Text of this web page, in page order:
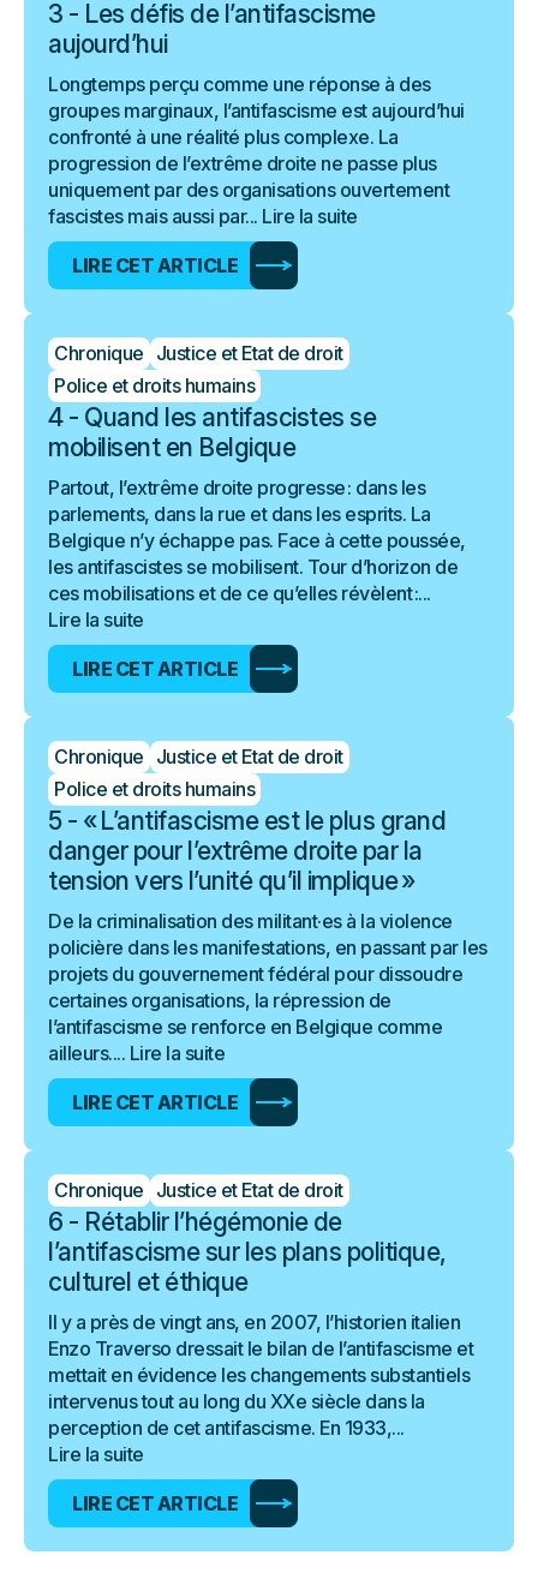
3 - Les défis de l’antifascisme
aujourd’hui
Longtemps perçu comme une réponse à des
groupes marginaux, l’antifascisme est aujourd’hui
confronté à une réalité plus complexe. La
progression de l’extrême droite ne passe plus
uniquement par des organisations ouvertement
fascistes mais aussi par... Lire la suite
LIRE CET ARTICLE
Chronique Justice et Etat de droit
Police et droits humains
4 - Quand les antifascistes se
mobilisent en Belgique
Partout, l’extrême droite progresse : dans les
parlements, dans la rue et dans les esprits. La
Belgique n’y échappe pas. Face à cette poussée,
les antifascistes se mobilisent. Tour d’horizon de
ces mobilisations et de ce qu’elles révèlent :...
Lire la suite
LIRE CET ARTICLE
Chronique Justice et Etat de droit
Police et droits humains
5 - « L’antifascisme est le plus grand
danger pour l’extrême droite par la
tension vers l’unité qu’il implique »
De la criminalisation des militant·es à la violence
policière dans les manifestations, en passant par les
projets du gouvernement fédéral pour dissoudre
certaines organisations, la répression de
l’antifascisme se renforce en Belgique comme
ailleurs.... Lire la suite
LIRE CET ARTICLE
Chronique Justice et Etat de droit
6 - Rétablir l’hégémonie de
l’antifascisme sur les plans politique,
culturel et éthique
Il y a près de vingt ans, en 2007, l’historien italien
Enzo Traverso dressait le bilan de l’antifascisme et
mettait en évidence les changements substantiels
intervenus tout au long du XXe siècle dans la
perception de cet antifascisme. En 1933,...
Lire la suite
LIRE CET ARTICLE